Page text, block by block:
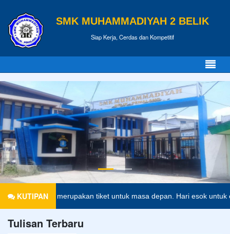
SMK MUHAMMADIYAH 2 BELIK
Siap Kerja, Cerdas dan Kompetitif
KUTIPAN
merupakan tiket untuk masa depan. Hari esok untuk orang-
Tulisan Terbaru